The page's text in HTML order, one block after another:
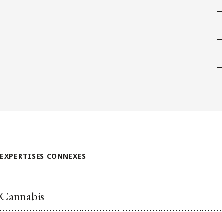
EXPERTISES CONNEXES
Cannabis